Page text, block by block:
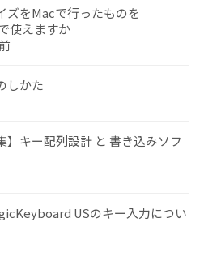
ズをMacで行ったものを
使えますか
しかた
】キー配列設計 と 書き込みソフ
USのキー入力につい